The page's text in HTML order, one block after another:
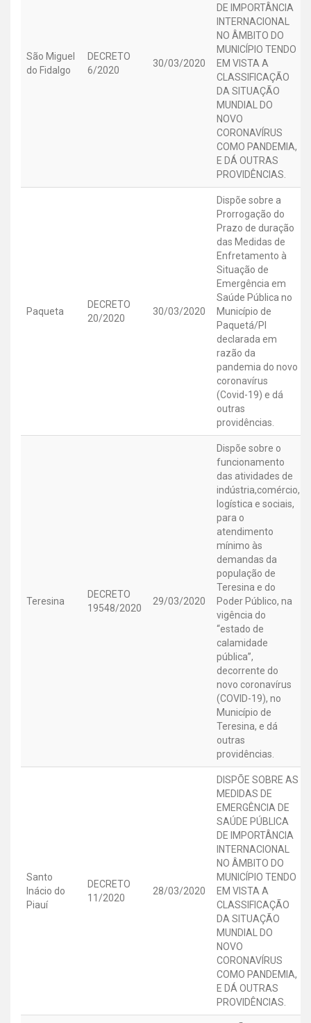
São Miguel
do Fidalgo
DECRETO
6/2020
30/03/2020
DE IMPORTÂNCIA
INTERNACIONAL
NO ÂMBITO DO
MUNICÍPIO TENDO
EM VISTA A
CLASSIFICAÇÃO
DA SITUAÇÃO
MUNDIAL DO
NOVO
CORONAVÍRUS
COMO PANDEMIA,
E DÁ OUTRAS
PROVIDÊNCIAS.
Paqueta
DECRETO
20/2020
30/03/2020
Dispõe sobre a
Prorrogação do
Prazo de duração
das Medidas de
Enfretamento à
Situação de
Emergência em
Saúde Pública no
Município de
Paquetá/PI
declarada em
razão da
pandemia do novo
coronavírus
(Covid-19) e dá
outras
providências.
Teresina
DECRETO
19548/2020
29/03/2020
Dispõe sobre o
funcionamento
das atividades de
indústria,comércio,
logística e sociais,
para o
atendimento
mínimo às
demandas da
população de
Teresina e do
Poder Público, na
vigência do
“estado de
calamidade
pública”,
decorrente do
novo coronavírus
(COVID-19), no
Município de
Teresina, e dá
outras
providências.
Santo
Inácio do
Piauí
DECRETO
11/2020
28/03/2020
DISPÕE SOBRE AS
MEDIDAS DE
EMERGÊNCIA DE
SAÚDE PÚBLICA
DE IMPORTÂNCIA
INTERNACIONAL
NO ÂMBITO DO
MUNICÍPIO TENDO
EM VISTA A
CLASSIFICAÇÃO
DA SITUAÇÃO
MUNDIAL DO
NOVO
CORONAVÍRUS
COMO PANDEMIA,
E DÁ OUTRAS
PROVIDÊNCIAS.